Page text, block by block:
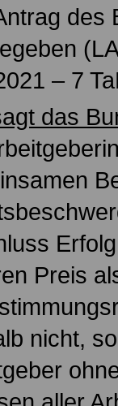
des
– 7
das
Preis
nicht,